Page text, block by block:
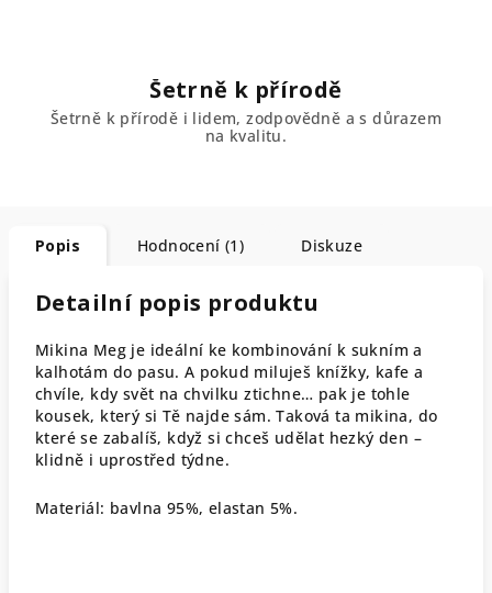
Šetrně k přírodě
Šetrně k přírodě i lidem, zodpovědně a s důrazem
na kvalitu.
Popis Hodnocení (1) Diskuze
Detailní popis produktu
Mikina Meg je ideální ke kombinování k sukním a
kalhotám do pasu. A pokud miluješ knížky, kafe a
chvíle, kdy svět na chvilku ztichne… pak je tohle
kousek, který si Tě najde sám. Taková ta mikina, do
které se zabalíš, když si chceš udělat hezký den –
klidně i uprostřed týdne.
Materiál: bavlna 95%, elastan 5%.